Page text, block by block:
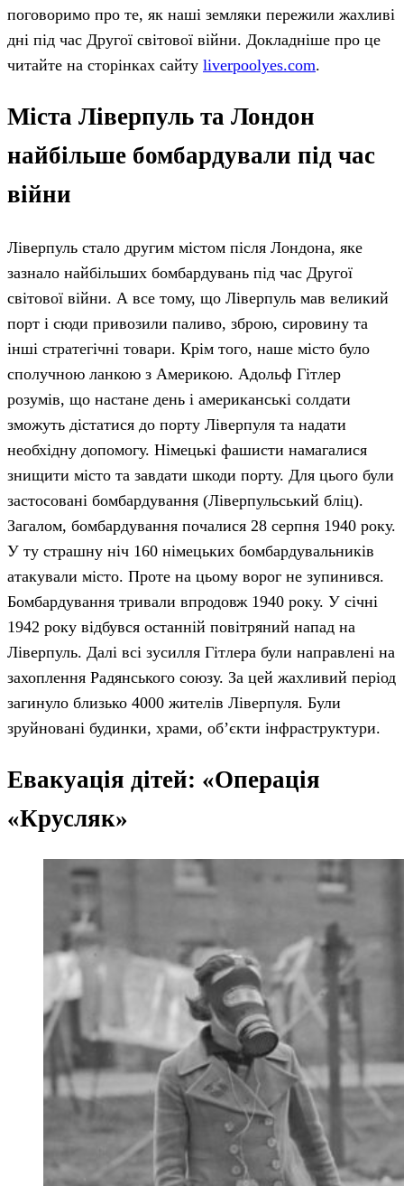
поговоримо про те, як наші земляки пережили жахливі
дні під час Другої світової війни. Докладніше про це
читайте на сторінках сайту liverpoolyes.com.
Міста Ліверпуль та Лондон
найбільше бомбардували під час
війни
Ліверпуль стало другим містом після Лондона, яке
зазнало найбільших бомбардувань під час Другої
світової війни. А все тому, що Ліверпуль мав великий
порт і сюди привозили паливо, зброю, сировину та
інші стратегічні товари. Крім того, наше місто було
сполучною ланкою з Америкою. Адольф Гітлер
розумів, що настане день і американські солдати
зможуть дістатися до порту Ліверпуля та надати
необхідну допомогу. Німецькі фашисти намагалися
знищити місто та завдати шкоди порту. Для цього були
застосовані бомбардування (Ліверпульський бліц).
Загалом, бомбардування почалися 28 серпня 1940 року.
У ту страшну ніч 160 німецьких бомбардувальників
атакували місто. Проте на цьому ворог не зупинився.
Бомбардування тривали впродовж 1940 року. У січні
1942 року відбувся останній повітряний напад на
Ліверпуль. Далі всі зусилля Гітлера були направлені на
захоплення Радянського союзу. За цей жахливий період
загинуло близько 4000 жителів Ліверпуля. Були
зруйновані будинки, храми, об’єкти інфраструктури.
Евакуація дітей: «Операція
«Крусляк»